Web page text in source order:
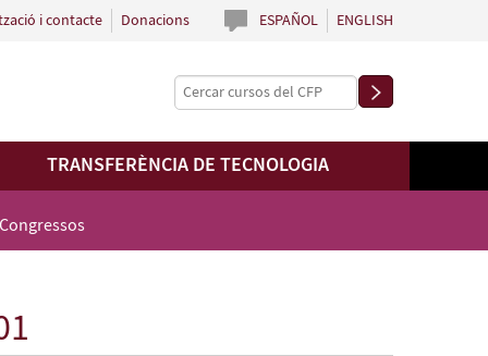
ESPAÑOL ENGLISH
i contacte Donacions
TRANSFERÈNCIA DE TECNOLOGIA